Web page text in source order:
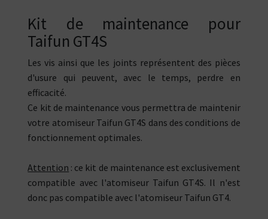
Kit de maintenance pour
Taifun GT4S
Les vis ainsi que les joints représentent des pièces
d'usure qui peuvent, avec le temps, perdre en
efficacité.
Ce kit de maintenance vous permettra de maintenir
votre atomiseur Taifun GT4S dans des conditions de
fonctionnement optimales.
Attention : ce kit de maintenance est exclusivement
compatible avec l'atomiseur Taifun GT4S. Il n'est
donc pas compatible avec l'atomiseur Taifun GT4.